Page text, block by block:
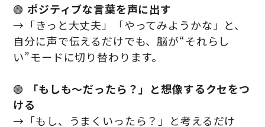
🟢 ポジティブな言葉を声に出す
→「きっと大丈夫」「やってみようかな」と、
自分に声で伝えるだけでも、脳が“それらし
い”モードに切り替わります。
🟢
「もしも〜だったら？」と想像するクセをつ
ける
→「もし、うまくいったら？」と考えるだけ